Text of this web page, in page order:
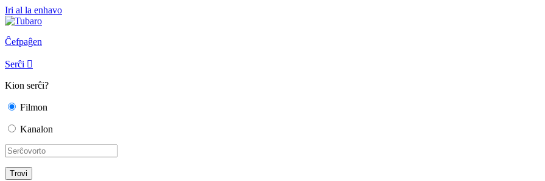
Iri al la enhavo
Ĉefpaĝen
Serĉi 
Kion serĉi?
Filmon
Kanalon